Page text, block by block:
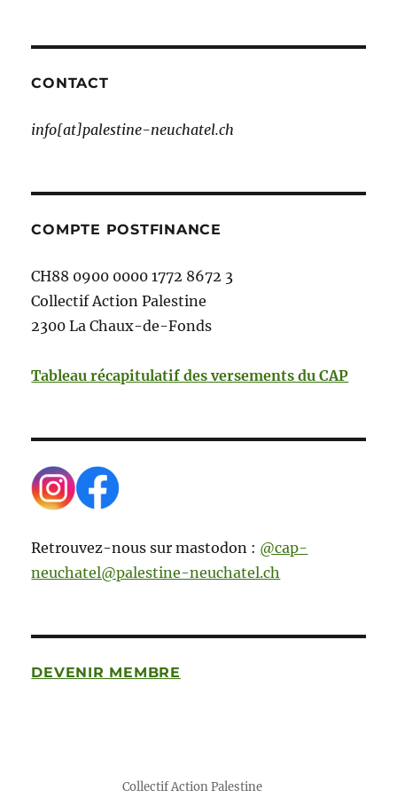
CONTACT
info[at]palestine-neuchatel.ch
COMPTE POSTFINANCE
CH88 0900 0000 1772 8672 3
Collectif Action Palestine
2300 La Chaux-de-Fonds
Tableau récapitulatif des versements du CAP
Retrouvez-nous sur mastodon : @cap-
neuchatel@palestine-neuchatel.ch
DEVENIR MEMBRE
Collectif Action Palestine